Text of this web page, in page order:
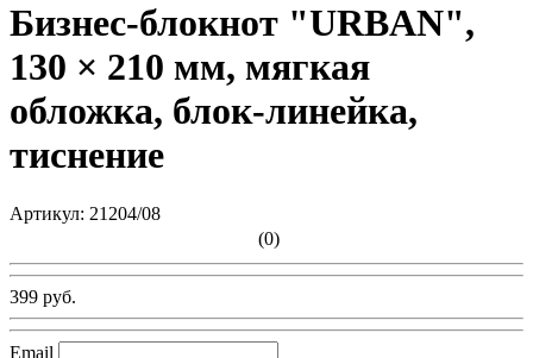
Бизнес-блокнот "URBAN",
130 × 210 мм, мягкая
обложка, блок-линейка,
тиснение
Артикул: 21204/08
(0)
399 руб.
Email